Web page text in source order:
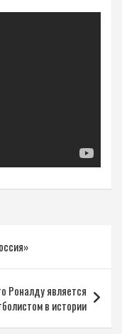
Роналду является
в истории